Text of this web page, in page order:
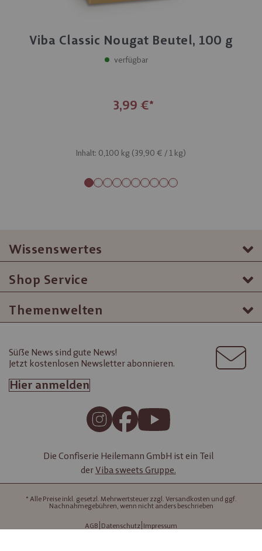
Viba Classic Nougat Beutel, 100 g
verfügbar
3,99 €
Inhalt: 0,100 kg (39,90 € / 1 kg)
Wissenswertes
Shop Service
Themenwelten
Süße News sind gute News!
Jetzt kostenlosen Newsletter abonnieren.
Hier anmelden
Die Confiserie Heilemann GmbH ist ein Teil
derViba sweets Gruppe.
* Alle Preise inkl. gesetzl. Mehrwertsteuer zzgl. Versandkosten und ggf.
Nachnahmegebühren, wenn nicht anders beschrieben
AGB Datenschutz Impressum